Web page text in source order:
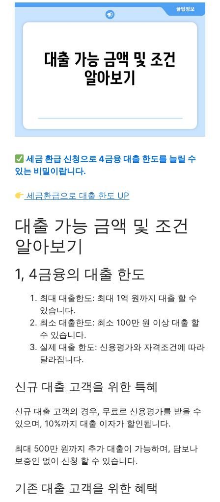
세금 환급 신청으로 4금융 대출 한도를 늘릴 수
있는 비밀이랍니다.
세금환급으로 대출 한도 UP
대출 가능 금액 및 조건
알아보기
1, 4금융의 대출 한도
최대 대출한도: 최대 1억 원까지 대출 할 수
있습니다.
최소 대출한도: 최소 100만 원 이상 대출 할
수 있습니다.
실제 대출 한도: 신용평가와 자격조건에 따라
달라집니다.
신규 대출 고객을 위한 특혜
신규 대출 고객의 경우, 무료로 신용평가를 받을 수
있으며, 10%까지 대출 이자가 할인됩니다.
최대 500만 원까지 추가 대출이 가능하며, 담보나
보증인 없이 신청 할 수 있습니다.
기존 대출 고객을 위한 혜택